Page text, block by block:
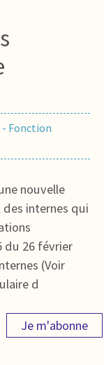
- Fonction
nouvelle
internes qui
du 26 février
(Voir
d
Je m'abonne